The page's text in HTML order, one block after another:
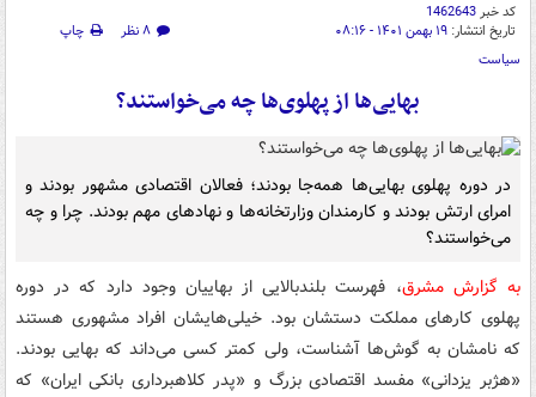
کد خبر1462643
تاریخ انتشار: ۱۹ بهمن ۱۴۰۱ - ۰۸:۱۶ ۸ نظر
چاپ
سیاست
بهایی‌ها از پهلوی‌ها چه می‌خواستند؟
در دوره پهلوی بهایی‌ها همه‌جا بودند؛ فعالان اقتصادی مشهور بودند و
امرای ارتش بودند و کارمندان وزارتخانه‌ها و نهادهای مهم بودند. چرا و چه
می‌خواستند؟
به گزارش مشرق، فهرست بلندبالایی از بهاییان وجود دارد که در دوره
پهلوی کارهای مملکت دستشان بود. خیلی‌هایشان افراد مشهوری هستند
که نامشان به گوش‌ها آشناست، ولی کمتر کسی می‌داند که بهایی بودند.
«هژبر یزدانی» مفسد اقتصادی بزرگ و «پدر کلاهبرداری بانکی ایران» که